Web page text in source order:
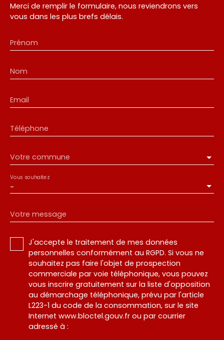
Merci de remplir le formulaire, nous reviendrons vers
vous dans les plus brefs délais.
Prénom
Nom
Email
Téléphone
Votre commune
-
Vous souhaitez
Votre message
J'accepte le traitement de mes données
personnelles conformément au RGPD. Si vous ne
souhaitez pas faire l'objet de prospection
commerciale par voie téléphonique, vous pouvez
vous inscrire gratuitement sur la liste d'opposition
au démarchage téléphonique, prévu par l'article
L223-1 du code de la consommation, sur le site
Internet www.bloctel.gouv.fr ou par courrier
adressé à :